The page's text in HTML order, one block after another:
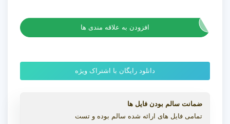
افزودن به علاقه مندی ها
دانلود رایگان با اشتراک ویژه
ضمانت سالم بودن فایل ها
تمامی فایل های ارائه شده سالم بوده و تست